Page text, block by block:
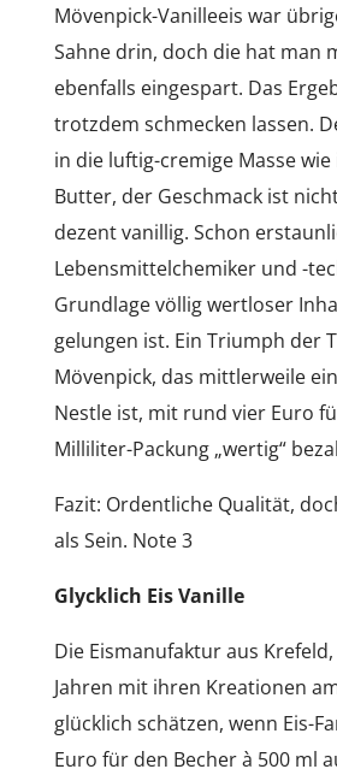
Mövenpick-Vanilleeis war
Sahne drin, doch die hat man
ebenfalls eingespart. Das
trotzdem schmecken lassen.
in die luftig-cremige Masse wie
Butter, der Geschmack ist
dezent vanillig. Schon
Lebensmittelchemiker und -
Grundlage völlig wertloser
gelungen ist. Ein Triumph der
Mövenpick, das mittlerweile
Nestle ist, mit rund vier Euro
Milliliter-Packung „wertig“
Fazit: Ordentliche Qualität,
als Sein. Note 3
Glycklich Eis Vanille
Die Eismanufaktur aus
Jahren mit ihren Kreationen
glücklich schätzen, wenn Eis-
Euro für den Becher à 500 ml